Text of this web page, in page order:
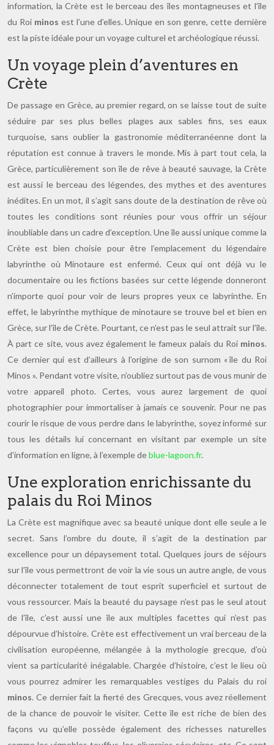
information, la Crète est le berceau des îles montagneuses et l’île
du Roi minos est l’une d’elles. Unique en son genre, cette dernière
est la piste idéale pour un voyage culturel et archéologique réussi.
Un voyage plein d’aventures en
Crète
De passage en Grèce, au premier regard, on se laisse tout de suite
séduire par ses plus belles plages aux sables fins, ses eaux
turquoise, sans oublier la gastronomie méditerranéenne dont la
réputation est connue à travers le monde. Mis à part tout cela, la
Grèce, particulièrement son île de rêve à beauté sauvage, la Crète
est aussi le berceau des légendes, des mythes et des aventures
inédites. En un mot, il s’agit sans doute de la destination de rêve où
toutes les conditions sont réunies pour vous offrir un séjour
inoubliable dans un cadre d’exception. Une île aussi unique comme la
Crète est bien choisie pour être l’emplacement du légendaire
labyrinthe où Minotaure est enfermé. Ceux qui ont déjà vu le
documentaire ou les fictions basées sur cette légende donneront
n’importe quoi pour voir de leurs propres yeux ce labyrinthe. En
effet, le labyrinthe mythique de minotaure se trouve bel et bien en
Grèce, sur l’île de Crète. Pourtant, ce n’est pas le seul attrait sur l’île.
À part ce site, vous avez également le fameux palais du Roi minos.
Ce dernier qui est d’ailleurs à l’origine de son surnom « île du Roi
Minos ». Pendant votre visite, n’oubliez surtout pas de vous munir de
votre appareil photo. Certes, vous aurez largement de quoi
photographier pour immortaliser à jamais ce souvenir. Pour ne pas
courir le risque de vous perdre dans le labyrinthe, soyez informé sur
tous les détails lui concernant en visitant par exemple un site
d’information en ligne, à l’exemple deblue-lagoon.fr.
Une exploration enrichissante du
palais du Roi Minos
La Crète est magnifique avec sa beauté unique dont elle seule a le
secret. Sans l’ombre du doute, il s’agit de la destination par
excellence pour un dépaysement total. Quelques jours de séjours
sur l’île vous permettront de voir la vie sous un autre angle, de vous
déconnecter totalement de tout esprit superficiel et surtout de
vous ressourcer. Mais la beauté du paysage n’est pas le seul atout
de l’île, c’est aussi une île aux multiples facettes qui n’est pas
dépourvue d’histoire. Crète est effectivement un vrai berceau de la
civilisation européenne, mélangée à la mythologie grecque, d’où
vient sa particularité inégalable. Chargée d’histoire, c’est le lieu où
vous pourrez admirer les remarquables vestiges du Palais du roi
minos. Ce dernier fait la fierté des Grecques, vous avez réellement
de la chance de pouvoir le visiter. Cette île est riche de bien des
façons vu qu’elle possède également des richesses naturelles